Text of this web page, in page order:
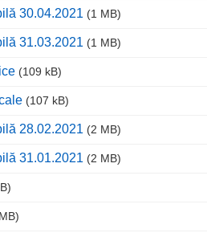
30.04.2021 (1 MB)
31.03.2021 (1 MB)
(109 kB)
(107 kB)
28.02.2021 (2 MB)
31.01.2021 (2 MB)